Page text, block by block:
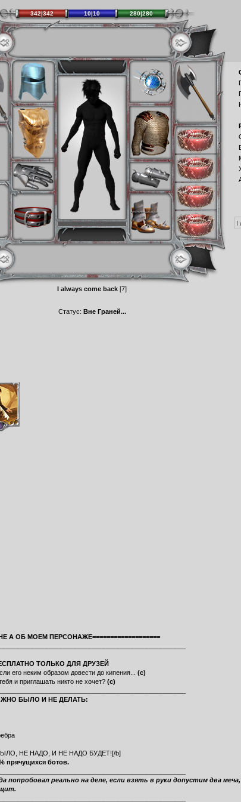
Статус: Вне Граней...
А ОБ МОЕМ ПЕРСОНАЖЕ===================
ТОЛЬКО ДЛЯ ДРУЗЕЙ
его неким образом довести до кипения... (с)
и приглашать никто не хочет? (с)
БЫЛО И НЕ ДЕЛАТЬ:
НЕ НАДО, И НЕ НАДО БУДЕТ![/b]
прячущихся ботов.
реально на деле, если взять в руки допустим два
342|342 10|10 280|280
I always come back [7]